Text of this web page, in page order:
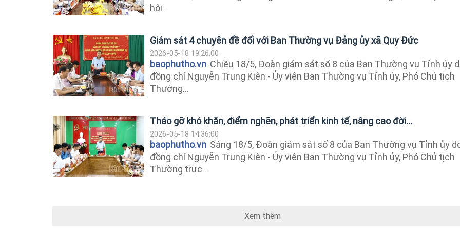
hội...
Giám sát 4 chuyên đề đối với Ban Thường vụ Đảng ủy xã Quy Đức
2026-05-18 19:26:00
baophutho.vn Chiều 18/5, Đoàn giám sát số 8 của Ban Thường vụ Tỉnh ủy
đồng chí Nguyễn Trung Kiên - Ủy viên Ban Thường vụ Tỉnh ủy, Phó Chủ tịch
Thường...
Tháo gỡ khó khăn, điểm nghẽn, phát triển kinh tế, nâng cao đời...
2026-05-18 14:36:00
baophutho.vn Sáng 18/5, Đoàn giám sát số 8 của Ban Thường vụ Tỉnh ủy
đồng chí Nguyễn Trung Kiên - Ủy viên Ban Thường vụ Tỉnh ủy, Phó Chủ tịch
Thường trực...
Xem thêm